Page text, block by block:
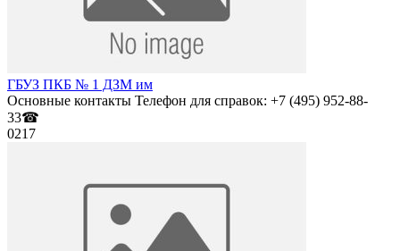
ГБУЗ ПКБ № 1 ДЗМ им
Основные контакты Телефон для справок: +7 (495) 952-88-
33☎
0217